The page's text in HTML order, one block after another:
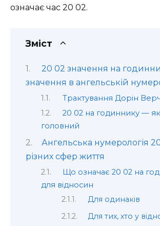
означає час 20 02.
Зміст
20 02 значення на
значення в ангельській
Трактування Дорін
20 02 на годиннику —
головний
Ангельська нумерологія
різних сфер життя
Що означає 20 02 на
для відносин
Для одинаків
Для тих, хто у